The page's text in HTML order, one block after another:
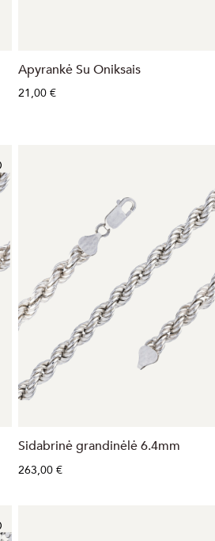
Apyrankė Su Oniksais
21,00 €
Sidabrinė grandinėlė 6.4mm
263,00 €